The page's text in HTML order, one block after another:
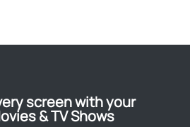
screen with your
& TV Shows